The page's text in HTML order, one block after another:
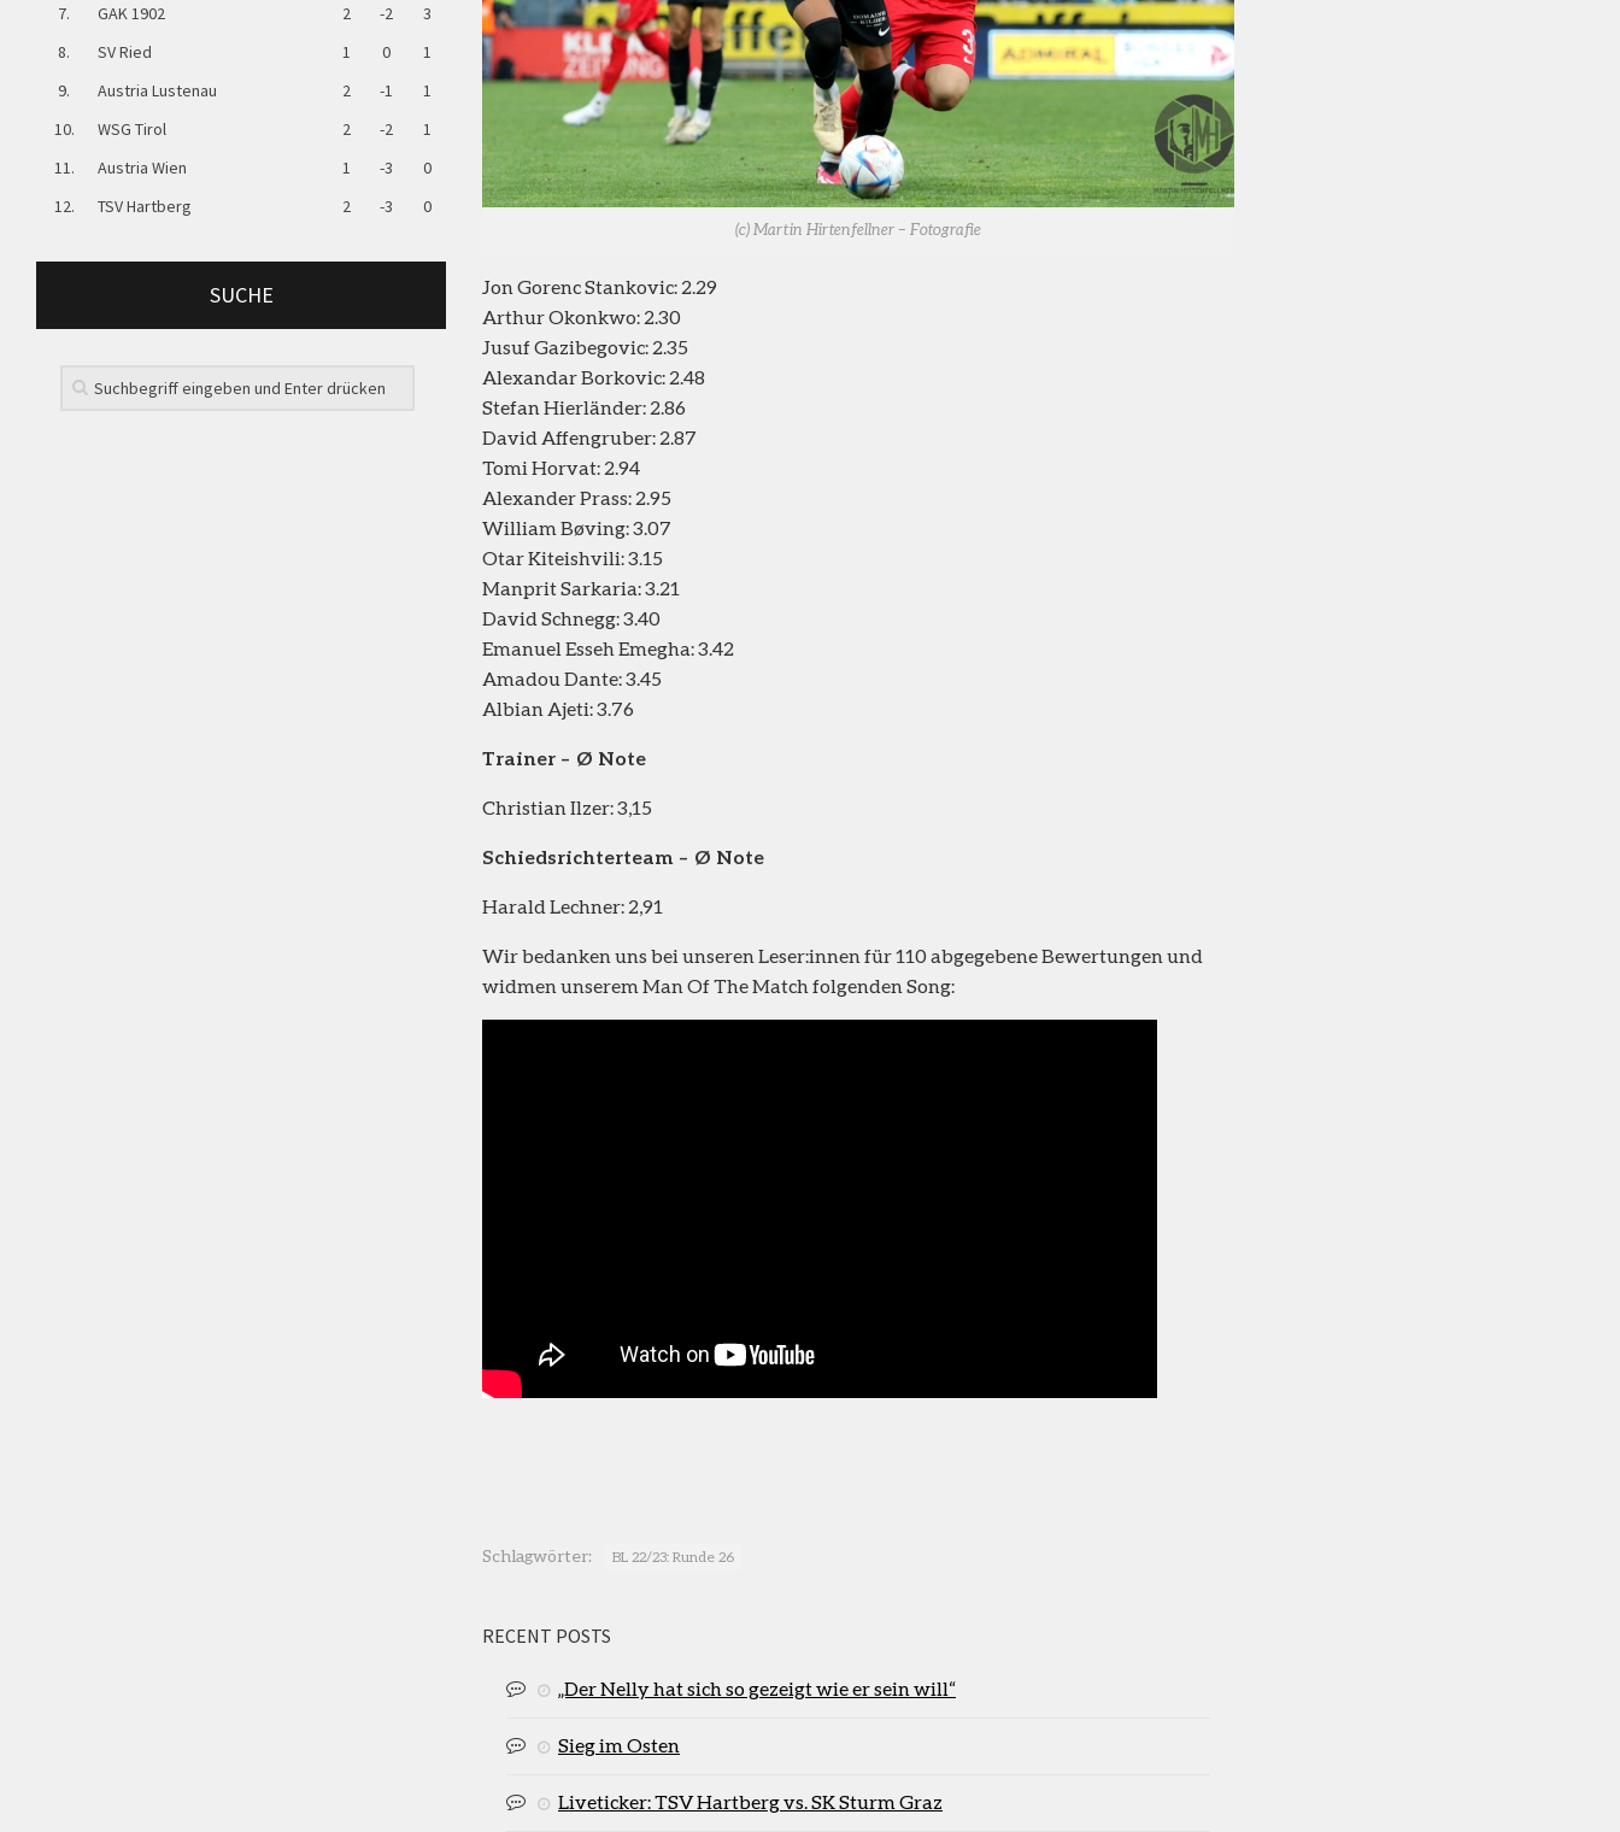
(c) Martin Hirtenfellner – Fotografie
Jon Gorenc Stankovic: 2.29
Arthur Okonkwo: 2.30
Jusuf Gazibegovic: 2.35
Alexandar Borkovic: 2.48
Stefan Hierländer: 2.86
David Affengruber: 2.87
Tomi Horvat: 2.94
Alexander Prass: 2.95
William Bøving: 3.07
Otar Kiteishvili: 3.15
Manprit Sarkaria: 3.21
David Schnegg: 3.40
Emanuel Esseh Emegha: 3.42
Amadou Dante: 3.45
Albian Ajeti: 3.76
Trainer – Ø Note
Christian Ilzer: 3,15
Schiedsrichterteam – Ø Note
Harald Lechner: 2,91
Wir bedanken uns bei unseren Leser:innen für 110 abgegebene Bewertungen und
widmen unserem Man Of The Match folgenden Song:
Schlagwörter: BL 22/23: Runde 26
RECENT POSTS
„Der Nelly hat sich so gezeigt wie er sein will“
Sieg im Osten
Liveticker: TSV Hartberg vs. SK Sturm Graz
7.
GAK 1902 2 -2
3
8.
SV Ried 1 0
1
9.
Austria Lustenau 2 -1
1
10.
WSG Tirol 2 -2
1
11.
Austria Wien 1 -3
0
12.
TSV Hartberg 2 -3 0
SUCHE